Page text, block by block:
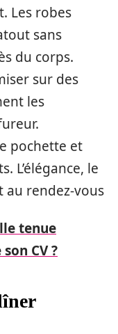
Les robes
sans
du corps.
sur des
les
pochette et
L’élégance, le
au rendez-vous
tenue
CV ?